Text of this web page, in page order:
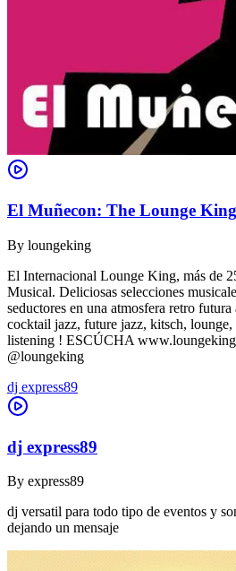
El Muñecon: The Lounge King
By loungeking
El Internacional Lounge King, más de
Musical. Deliciosas selecciones
seductores en una atmosfera retro
cocktail jazz, future jazz, kitsch, lounge,
listening ! ESCÚCHA
@loungeking
dj express89
dj express89
By express89
dj versatil para todo tipo de eventos y
dejando un mensaje